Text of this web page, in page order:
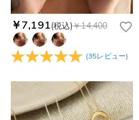
最善の注意を払い、個人情報を厳
￥7,191(税込)￥14,400
(35レビュー)